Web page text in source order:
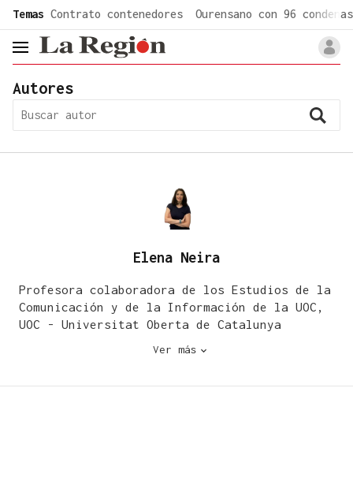
Temas Contrato contenedores Ourensano con 96 condenas
header.menu.open
Autores
Elena Neira
Profesora colaboradora de los Estudios de la
Comunicación y de la Información de la UOC,
UOC - Universitat Oberta de Catalunya
Ver más